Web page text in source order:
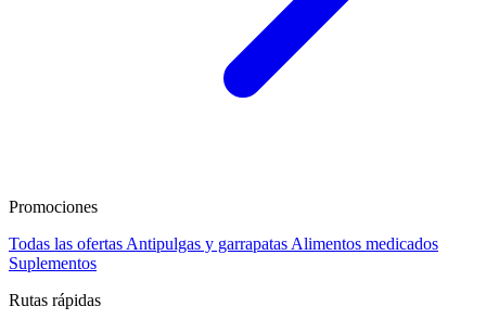
Promociones
Todas las ofertas Antipulgas y garrapatas Alimentos medicados
Suplementos
Rutas rápidas